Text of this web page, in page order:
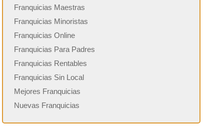
Franquicias Maestras
Franquicias Minoristas
Franquicias Online
Franquicias Para Padres
Franquicias Rentables
Franquicias Sin Local
Mejores Franquicias
Nuevas Franquicias